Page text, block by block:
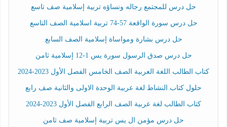
حل درس للمجتمع رجاله ونساؤه تربية إسلامية صف تاسع
حل درس سورة الواقعة 57-74 تربية اسلامية الصف التاسع
حل درس بشارة ومواساة إسلامية الصف السابع
حل درس صدق الرسول سورة يس 1-12 إسلامية ثامن
كتاب الطالب اللغة العربية الصف الخامس الفصل الأول 2023-2024
حلول كتاب النشاط لغة عربية الوحدة الاولى والثانية صف رابع
كتاب الطالب لغة عربية الصف الرابع الفصل الأول 2023-2024
حل درس مؤمن ال يس تربية إسلامية صف ثامن